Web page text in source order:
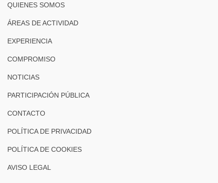
QUIENES SOMOS
ÁREAS DE ACTIVIDAD
EXPERIENCIA
COMPROMISO
NOTICIAS
PARTICIPACIÓN PÚBLICA
CONTACTO
POLÍTICA DE PRIVACIDAD
POLÍTICA DE COOKIES
AVISO LEGAL